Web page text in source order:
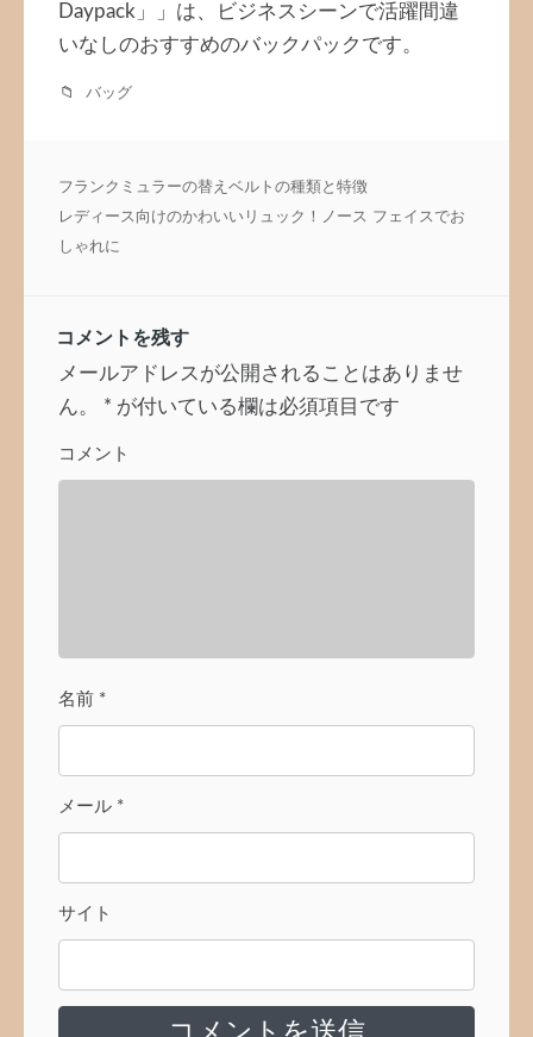
Daypack」」は、ビジネスシーンで活躍間違
いなしのおすすめのバックパックです。
バッグ
投
稿
ナ
シ
ョ
ン
フランクミュラーの替えベルトの種類と特徴
レディース向けのかわいいリュック！ノース フェイスでお
しゃれに
コメントを残す
メールアドレスが公開されることはありませ
ん。
* が付いている欄は必須項目です
コメント
名前 *
メール *
サイト